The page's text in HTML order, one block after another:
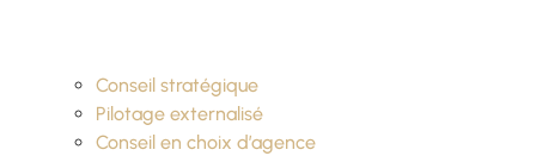
Conseil stratégique
Pilotage externalisé
Conseil en choix d’agence